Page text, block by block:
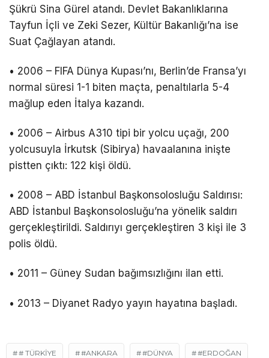
Şükrü Sina Gürel atandı. Devlet Bakanlıklarına
Tayfun İçli ve Zeki Sezer, Kültür Bakanlığı’na ise
Suat Çağlayan atandı.
• 2006 – FIFA Dünya Kupası’nı, Berlin’de Fransa’yı
normal süresi 1-1 biten maçta, penaltılarla 5-4
mağlup eden İtalya kazandı.
• 2006 – Airbus A310 tipi bir yolcu uçağı, 200
yolcusuyla İrkutsk (Sibirya) havaalanına inişte
pistten çıktı: 122 kişi öldü.
• 2008 – ABD İstanbul Başkonsolosluğu Saldırısı:
ABD İstanbul Başkonsolosluğu’na yönelik saldırı
gerçekleştirildi. Saldırıyı gerçekleştiren 3 kişi ile 3
polis öldü.
• 2011 – Güney Sudan bağımsızlığını ilan etti.
• 2013 – Diyanet Radyo yayın hayatına başladı.
# TÜRKIYE #ANKARA #DÜNYA #ERDOĞAN